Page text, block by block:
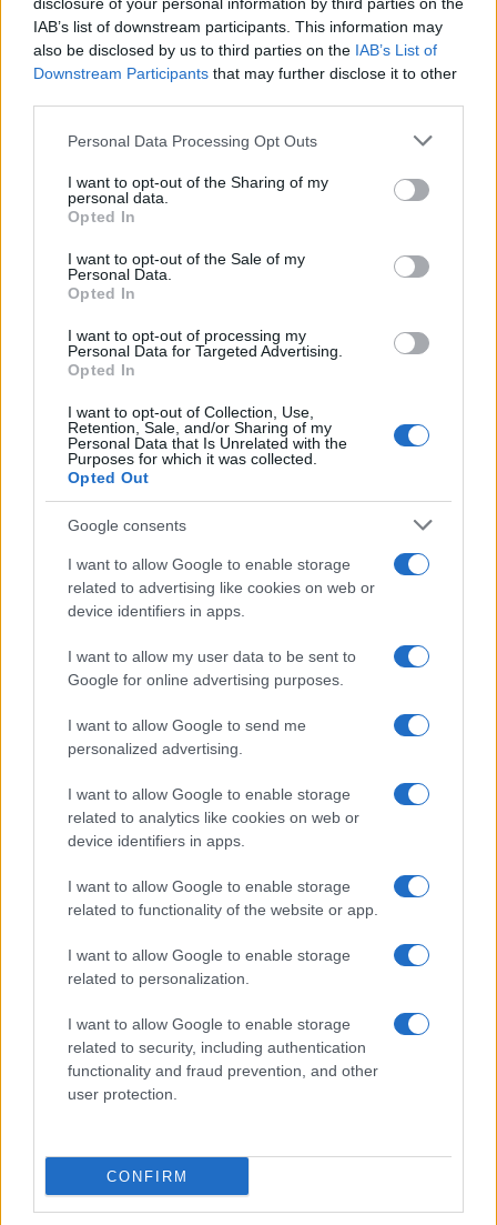
IAB’s list of downstream participants. This information may
also be disclosed by us to third parties on the IAB’s List of
Downstream Participants that may further disclose it to other
Please note that this website/app uses one or more Google
not limited to your visit or usage behaviour. You may click to
grant or deny consent to Google and its third-party tags to
use your data for below specified purposes in below Google
consent section.
Personal Data Processing Opt Outs
I want to opt-out of the Sharing of my
personal data.
Opted In
I want to opt-out of the Sale of my
Personal Data.
Opted In
I want to opt-out of processing my
Personal Data for Targeted Advertising.
Opted In
I want to opt-out of Collection, Use,
Retention, Sale, and/or Sharing of my
Personal Data that Is Unrelated with the
Purposes for which it was collected.
Opted Out
Google consents
I want to allow Google to enable storage
related to advertising like cookies on web or
device identifiers in apps.
I want to allow my user data to be sent to
Google for online advertising purposes.
I want to allow Google to send me
personalized advertising.
I want to allow Google to enable storage
related to analytics like cookies on web or
device identifiers in apps.
I want to allow Google to enable storage
related to functionality of the website or app.
I want to allow Google to enable storage
related to personalization.
I want to allow Google to enable storage
related to security, including authentication
functionality and fraud prevention, and other
user protection.
CONFIRM
AUTORE
Staff
Continua a leggere
Rasoio elettrico Braun Serie 3 310s: recensione e
caratteristiche principali
Edoardo Vitali · 9 Ago 2026